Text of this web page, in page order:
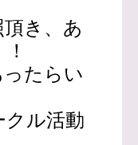
き、あ
ったらい
ル活動